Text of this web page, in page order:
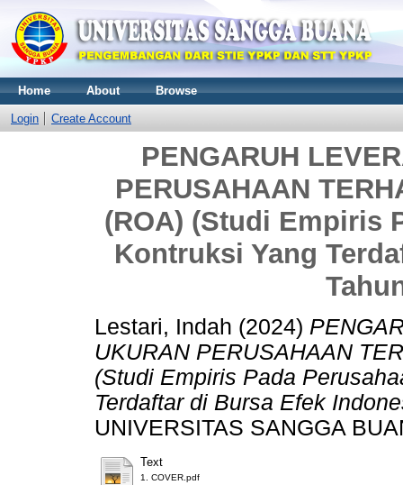
Home About Browse
Login Create Account
PENGARUH
PERUSAHAAN
(ROA) (Studi Empiris
Kontruksi Yang
Lestari, Indah (2024)
UKURAN PERUSAHAAN
(Studi Empiris Pada
Terdaftar di Bursa Efek
UNIVERSITAS SANGGA
Text
1. COVER.pdf